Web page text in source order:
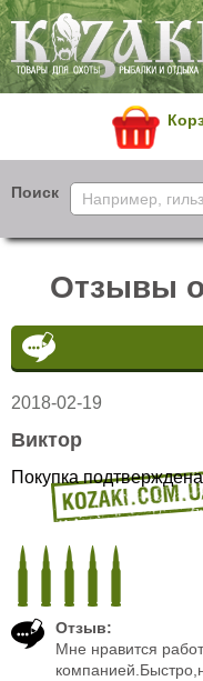
Поиск
Отзывы
2018-02-19
Виктор
Покупка подтверждена
Отзыв:
Мне нравится